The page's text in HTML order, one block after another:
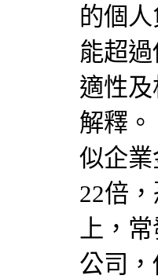
的個
能超
適性
解釋
似企
22倍
上，
公司